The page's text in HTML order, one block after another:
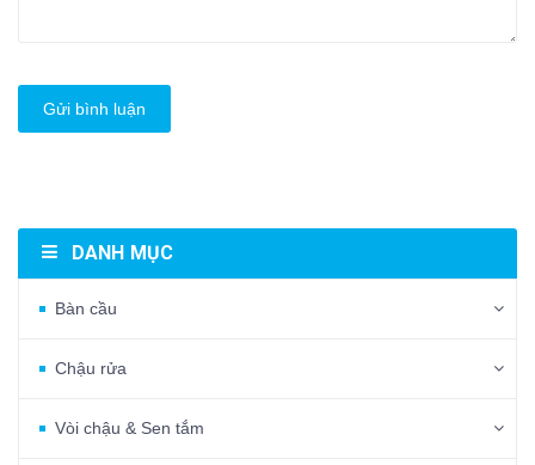
Gửi bình luận
DANH MỤC
Bàn cầu
Chậu rửa
Vòi chậu & Sen tắm